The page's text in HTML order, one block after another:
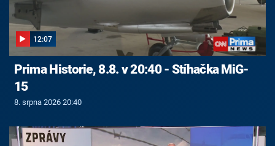
12:07
Prima Historie, 8.8. v 20:40 - Stíhačka MiG-
15
8. srpna 2026 20:40